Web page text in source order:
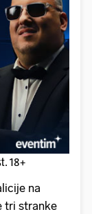
18+
na
tri stranke